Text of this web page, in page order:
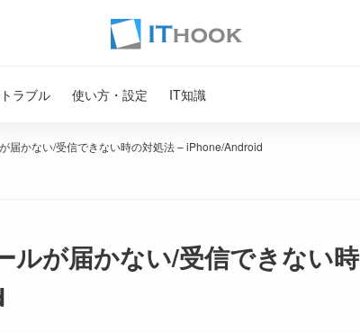
ラブル 使い方・設定 IT知識
届かない/受信できない時の対処法 – iPhone/Android
ルが届かない/受信できない時